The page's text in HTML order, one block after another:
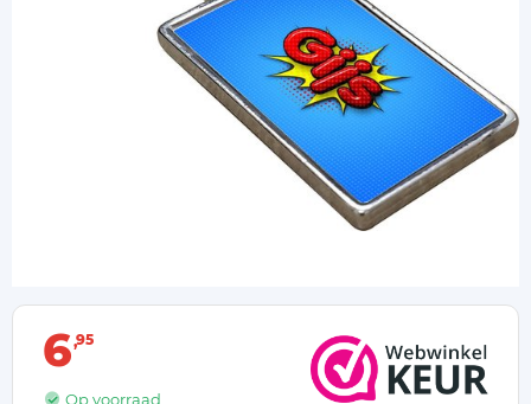
6 95
Op voorraad